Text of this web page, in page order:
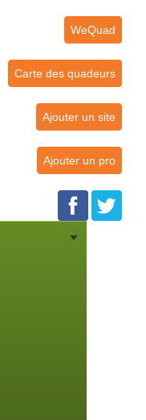
WeQuad
Carte des quadeurs
Ajouter un site
Ajouter un pro